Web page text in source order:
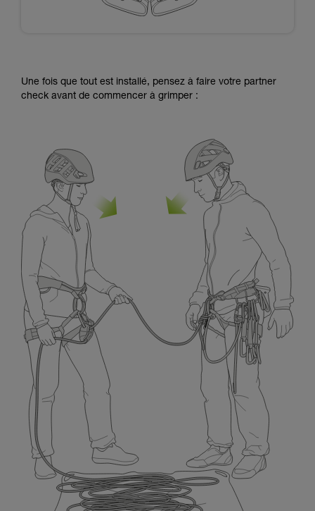
Une fois que tout est installé, pensez à faire votre partner
check avant de commencer à grimper :